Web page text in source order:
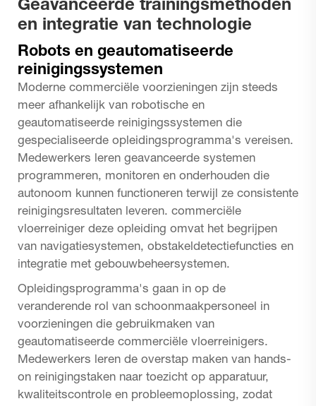
Geavanceerde trainingsmethoden
en integratie van technologie
Robots en geautomatiseerde
reinigingssystemen
Moderne commerciële voorzieningen zijn steeds
meer afhankelijk van robotische en
geautomatiseerde reinigingssystemen die
gespecialiseerde opleidingsprogramma's vereisen.
Medewerkers leren geavanceerde systemen
programmeren, monitoren en onderhouden die
autonoom kunnen functioneren terwijl ze consistente
reinigingsresultaten leveren. commerciële
vloerreiniger deze opleiding omvat het begrijpen
van navigatiesystemen, obstakeldetectiefuncties en
integratie met gebouwbeheersystemen.
Opleidingsprogramma's gaan in op de
veranderende rol van schoonmaakpersoneel in
voorzieningen die gebruikmaken van
geautomatiseerde commerciële vloerreinigers.
Medewerkers leren de overstap maken van hands-
on reinigingstaken naar toezicht op apparatuur,
kwaliteitscontrole en probleemoplossing, zodat